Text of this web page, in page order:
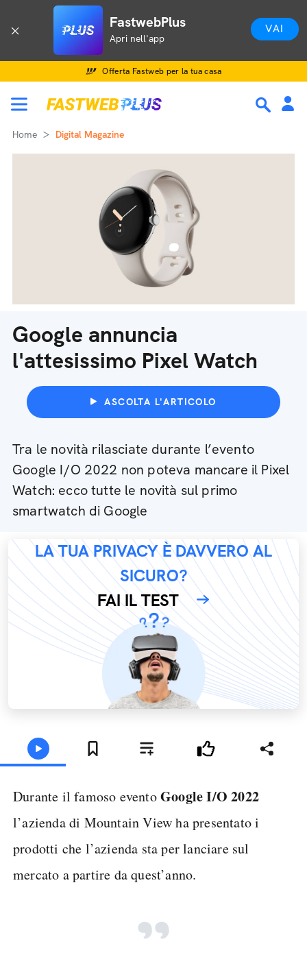
FastwebPlus
Apri nell'app
VAI
Offerta Fastweb per la tua casa
Home Digital Magazine
Google annuncia
l'attesissimo Pixel Watch
ASCOLTA L'ARTICOLO
Tra le novità rilasciate durante l’evento
Google I/O 2022 non poteva mancare il Pixel
Watch: ecco tutte le novità sul primo
smartwatch di Google
LA TUA PRIVACY È DAVVERO AL
SICURO?
FAI IL TEST
Durante il famoso eventoGoogle I/O 2022
l’azienda di Mountain View ha presentato i
prodotti che l’azienda sta per lanciare sul
mercato a partire da quest’anno.